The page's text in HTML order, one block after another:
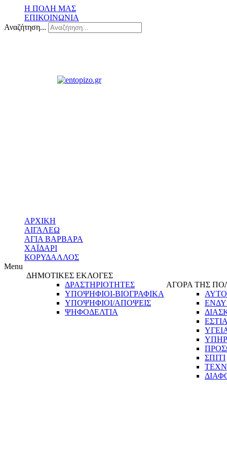
Η ΠΟΛΗ ΜΑΣ
ΕΠΙΚΟΙΝΩΝΙΑ
Αναζήτηση...
ΑΡΧΙΚΗ
ΑΙΓΑΛΕΩ
ΑΓΙΑ ΒΑΡΒΑΡΑ
ΧΑΪΔΑΡΙ
ΚΟΡΥΔΑΛΛΟΣ
Menu
ΔΗΜΟΤΙΚΕΣ ΕΚΛΟΓΕΣ
ΔΡΑΣΤΗΡΙΟΤΗΤΕΣ
ΥΠΟΨΗΦΙΟΙ-ΒΙΟΓΡΑΦΙΚΑ
ΥΠΟΨΗΦΙΟΙ/ΑΠΟΨΕΙΣ
ΨΗΦΟΔΕΛΤΙΑ
ΑΓΟΡΑ ΤΗΣ
ΣΠΙΤΙ